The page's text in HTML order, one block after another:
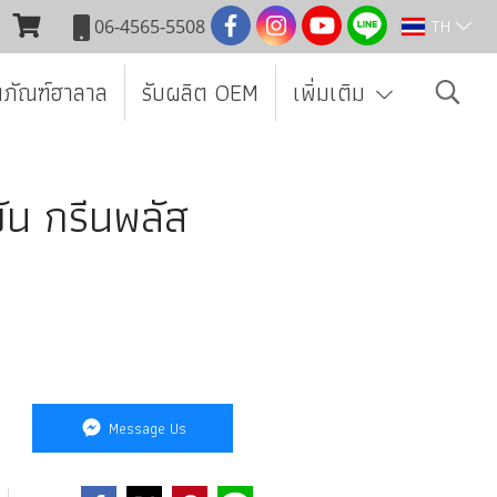
06-4565-5508 TH
ณฑ์ฮาลาล รับผลิต OEM เพิ่มเติม
กรีนพลัส
Message Us